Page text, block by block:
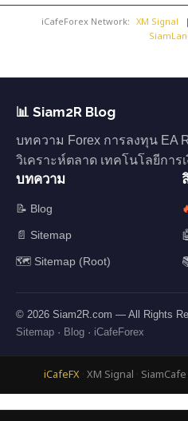
iCafeForex Network: XM Signal |
📊 Siam2R Blog
บทความ Forex การลงทุน EA
วิเคราะห์ตลาด เทคโนโลยีการ
บทความ
📝 Blog
📄 Sitemap
🗺️ Sitemap (Root)
© 2026 Siam2R.com — All Rights
Sitemap · Blog · iCafeForex
iCafeFX· XM Signal · SiamCafe